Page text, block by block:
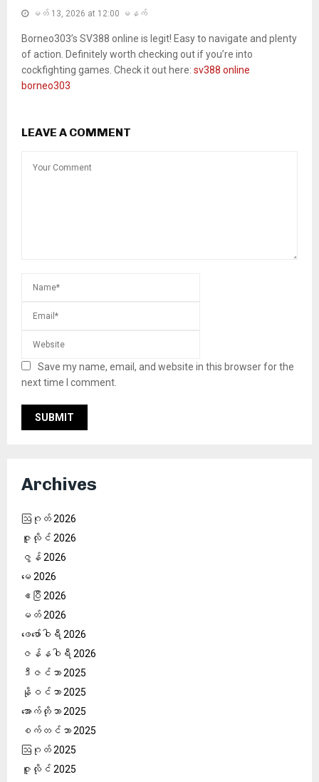
မတ် 13, 2026 at 12:00 မနက်
Borneo303’s SV388 online is legit! Easy to navigate and plenty
of action. Definitely worth checking out if you’re into
cockfighting games. Check it out here: sv388 online
borneo303
LEAVE A COMMENT
Save my name, email, and website in this browser for the
next time I comment.
Archives
ဩဂုတ် 2026
ဇူလိုင် 2026
ဇွန် 2026
မေ 2026
ဧပြီ 2026
မတ် 2026
ဖေ‌ဖော်ဝါရီ 2026
ဇန်နဝါရီ 2026
ဒီဇင်ဘာ 2025
နိုဝင်ဘာ 2025
အောက်တိုဘာ 2025
စက်တင်ဘာ 2025
ဩဂုတ် 2025
ဇူလိုင် 2025